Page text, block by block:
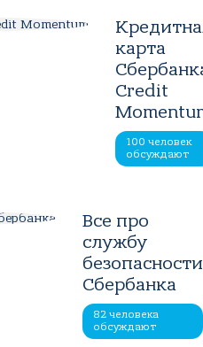
карта
Credit
100 человек
обсуждают
Все про
службу
безопасности
Сбербанка
82 человека
обсуждают